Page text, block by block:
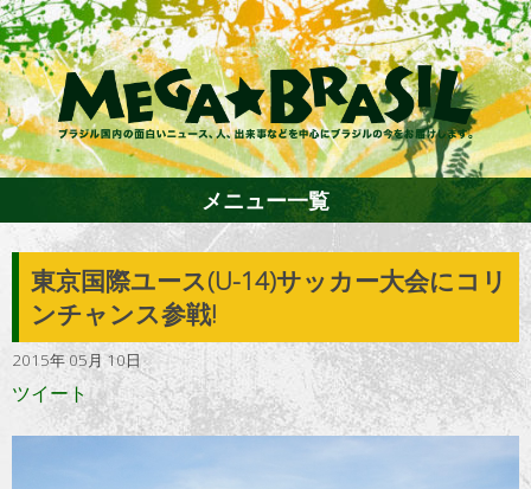
ファション
エンターテイメント
メニュー一覧
東京国際ユース(U-14)サッカー大会にコリ
ンチャンス参戦!
2015年 05月 10日
ツイート